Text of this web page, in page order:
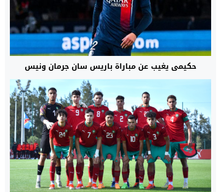
حكيمي يغيب عن مباراة باريس سان جرمان ونيس